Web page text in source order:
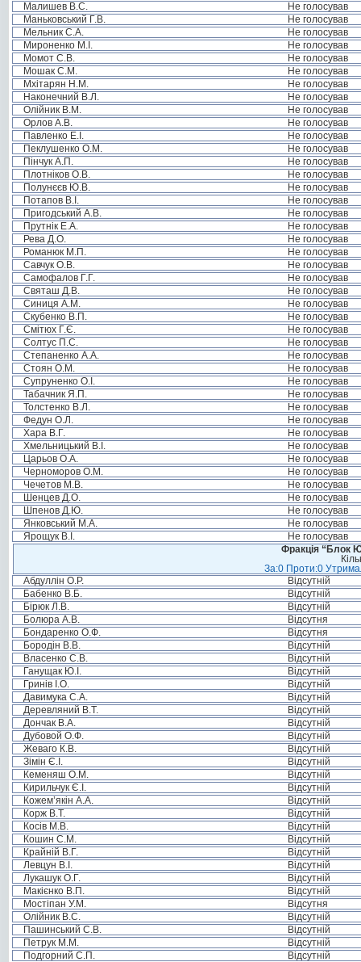
Малишев В.С.
Не голосував
Маньковський Г.В.
Не голосував
Мельник С.А.
Не голосував
Мироненко М.І.
Не голосував
Момот С.В.
Не голосував
Мошак С.М.
Не голосував
Мхітарян Н.М.
Не голосував
Наконечний В.Л.
Не голосував
Олійник В.М.
Не голосував
Орлов А.В.
Не голосував
Павленко Е.І.
Не голосував
Пеклушенко О.М.
Не голосував
Пінчук А.П.
Не голосував
Плотніков О.В.
Не голосував
Полунєєв Ю.В.
Не голосував
Потапов В.І.
Не голосував
Пригодський А.В.
Не голосував
Прутнік Е.А.
Не голосував
Рева Д.О.
Не голосував
Романюк М.П.
Не голосував
Савчук О.В.
Не голосував
Самофалов Г.Г.
Не голосував
Святаш Д.В.
Не голосував
Синиця А.М.
Не голосував
Скубенко В.П.
Не голосував
Смітюх Г.Є.
Не голосував
Солтус П.С.
Не голосував
Степаненко А.А.
Не голосував
Стоян О.М.
Не голосував
Супруненко О.І.
Не голосував
Табачник Я.П.
Не голосував
Толстенко В.Л.
Не голосував
Федун О.Л.
Не голосував
Хара В.Г.
Не голосував
Хмельницький В.І.
Не голосував
Царьов О.А.
Не голосував
Черноморов О.М.
Не голосував
Чечетов М.В.
Не голосував
Шенцев Д.О.
Не голосував
Шпенов Д.Ю.
Не голосував
Янковський М.А.
Не голосував
Ярощук В.І.
Не голосував
Фракція “Блок
За:0 Проти:0
Абдуллін О.Р.
Відсутній
Бабенко В.Б.
Відсутній
Бірюк Л.В.
Відсутній
Болюра А.В.
Відсутня
Бондаренко О.Ф.
Відсутня
Бородін В.В.
Відсутній
Власенко С.В.
Відсутній
Ганущак Ю.І.
Відсутній
Гринів І.О.
Відсутній
Давимука С.А.
Відсутній
Деревляний В.Т.
Відсутній
Дончак В.А.
Відсутній
Дубовой О.Ф.
Відсутній
Жеваго К.В.
Відсутній
Зімін Є.І.
Відсутній
Кеменяш О.М.
Відсутній
Кирильчук Є.І.
Відсутній
Кожем’якін А.А.
Відсутній
Корж В.Т.
Відсутній
Косів М.В.
Відсутній
Кошин С.М.
Відсутній
Крайній В.Г.
Відсутній
Левцун В.І.
Відсутній
Лукашук О.Г.
Відсутній
Макієнко В.П.
Відсутній
Мостіпан У.М.
Відсутня
Олійник В.С.
Відсутній
Пашинський С.В.
Відсутній
Петрук М.М.
Відсутній
Подгорний С.П.
Відсутній